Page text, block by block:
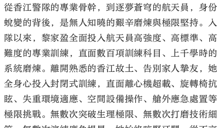
從香江警隊的專業骨幹，到逐夢蒼穹的航天員，身份
蛻變的背後，是無人知曉的艱辛磨煉與極限堅持。入
隊以來，黎家盈全面投入航天員高強度、高標準、高
難度的專業訓練，直面數百項訓練科目、上千學時的
系統磨煉。離開熟悉的香江故土、告別家人摯友，她
全身心投入封閉式訓練，直面離心機超載、旋轉椅抗
眩、失重環境適應、空間設備操作、艙外應急處置等
極限挑戰。無數次突破生理極限、無數次打磨技術細